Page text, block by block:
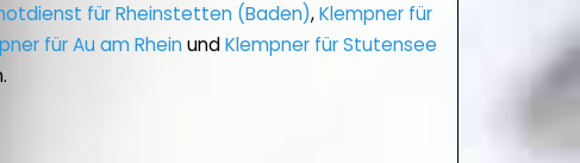
für Rheinstetten (Baden),Klempner für
für Au am RheinundKlempner für Stutensee